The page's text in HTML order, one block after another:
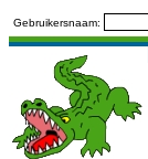
Gebruikersnaam: